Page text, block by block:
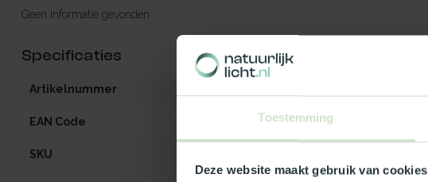
Toestemming
Deze website maakt gebruik van cookies
Geen informatie gevonden
Specificaties
Artikelnummer
EAN Code 5412970968665
SKU